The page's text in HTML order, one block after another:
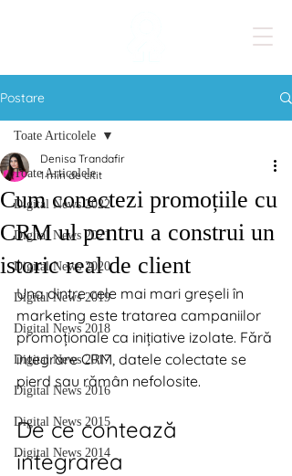
Postare
Toate Articolele
Digital News 2022
Digital News 2021
Digital News 2020
Digital News 2019
Digital News 2018
Digital News 2017
Digital News 2016
Digital News 2015
Digital News 2014
Toate Articolele
Cum conectezi promoțiile cu
CRM ul pentru a construi un
istoric real de client
Denisa Trandafir
1 min de citit
Una dintre cele mai mari greșeli în
marketing este tratarea campaniilor
promoționale ca inițiative izolate. Fără
integrare CRM, datele colectate se
pierd sau rămân nefolosite.
De ce contează
integrarea